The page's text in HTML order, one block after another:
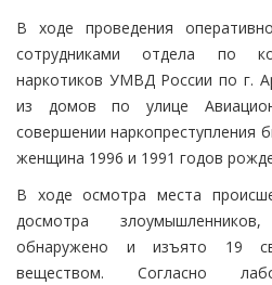
В ходе проведения
сотрудниками отдела по
наркотиков УМВД России по г.
из домов по улице
совершении наркопреступления
женщина 1996 и 1991 годов
В ходе осмотра места
досмотра
обнаружено и изъято 19
веществом. Согласно